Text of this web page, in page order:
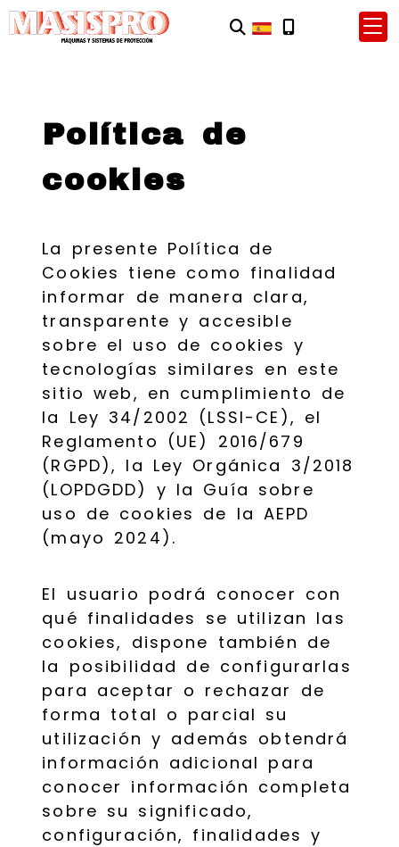
Política de
cookies
La presente Política de
Cookies tiene como finalidad
informar de manera clara,
transparente y accesible
sobre el uso de cookies y
tecnologías similares en este
sitio web, en cumplimiento de
la Ley 34/2002 (LSSI-CE), el
Reglamento (UE) 2016/679
(RGPD), la Ley Orgánica 3/2018
(LOPDGDD) y la Guía sobre
uso de cookies de la AEPD
(mayo 2024).
El usuario podrá conocer con
qué finalidades se utilizan las
cookies, dispone también de
la posibilidad de configurarlas
para aceptar o rechazar de
forma total o parcial su
utilización y además obtendrá
información adicional para
conocer información completa
sobre su significado,
configuración, finalidades y